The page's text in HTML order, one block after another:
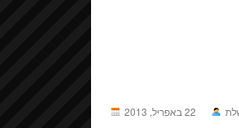
22 באפריל, 2013